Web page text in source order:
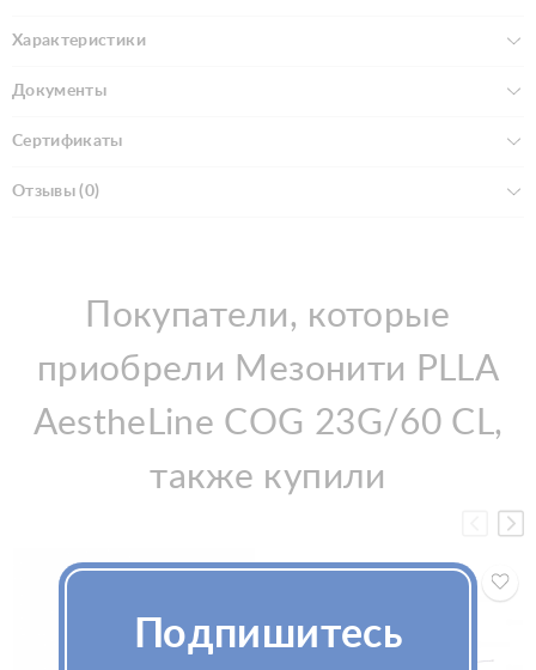
Характеристики
Документы
Сертификаты
Отзывы (0)
Покупатели, которые
приобрели Мезонити PLLA
AestheLine COG 23G/60 CL,
также купили
Подпишитесь